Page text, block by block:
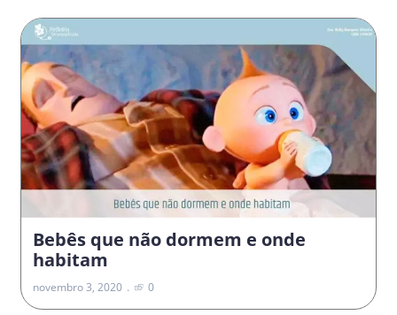
Bebês que não dormem e onde
habitam
novembro 3, 2020 0